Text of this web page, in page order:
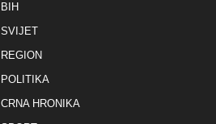
BIH
SVIJET
REGION
POLITIKA
CRNA HRONIKA